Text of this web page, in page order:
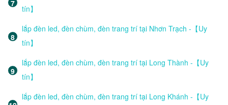
tín】
lắp đèn led, đèn chùm, đèn trang trí tại Nhơn Trạch -【Uy
tín】
lắp đèn led, đèn chùm, đèn trang trí tại Long Thành -【Uy
tín】
lắp đèn led, đèn chùm, đèn trang trí tại Long Khánh -【Uy